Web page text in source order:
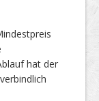
hat der